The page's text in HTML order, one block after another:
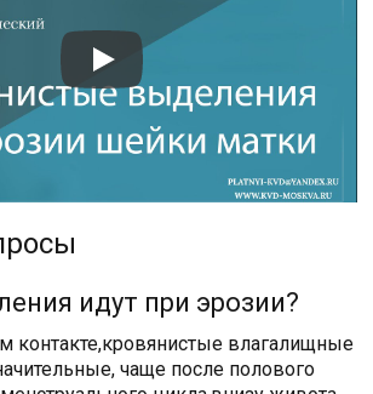
идут при эрозии?
контакте,кровянистые влагалищные
чаще после полового